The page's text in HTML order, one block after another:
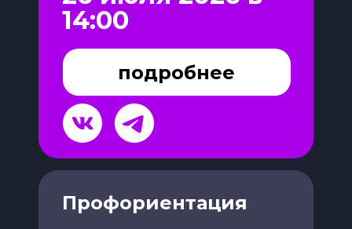
Профориентация
14:00
подробнее